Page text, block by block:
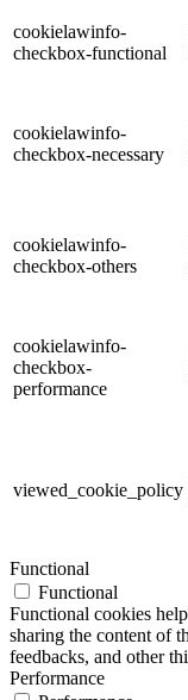
cookielawinfo-
checkbox-functional
cookielawinfo-
checkbox-necessary
cookielawinfo-
checkbox-others
cookielawinfo-
checkbox-
performance
viewed_cookie_policy
Functional
Functional
Functional cookies
sharing the content of
feedbacks, and other
Performance